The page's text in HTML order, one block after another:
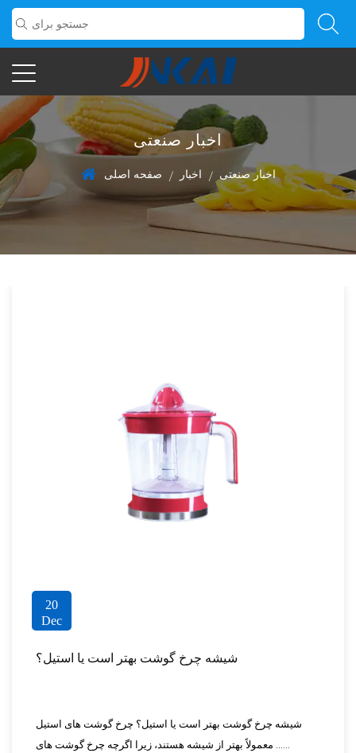
اخبار صنعتی
صفحه اصلی / اخبار / اخبار صنعتی
20
Dec
شیشه چرخ گوشت بهتر است یا استیل؟
شیشه چرخ گوشت بهتر است یا استیل؟ چرخ گوشت های استیل